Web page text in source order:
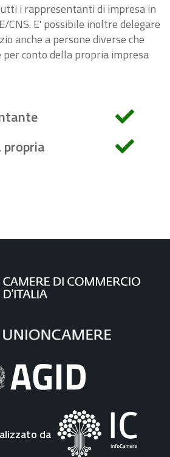
i rappresentanti di impresa in
CNS. E' possibile inoltre delegare
anche a persone diverse che
conto della propria impresa
propria
da